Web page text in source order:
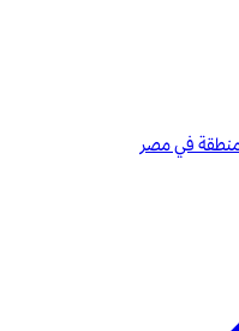
في مصر